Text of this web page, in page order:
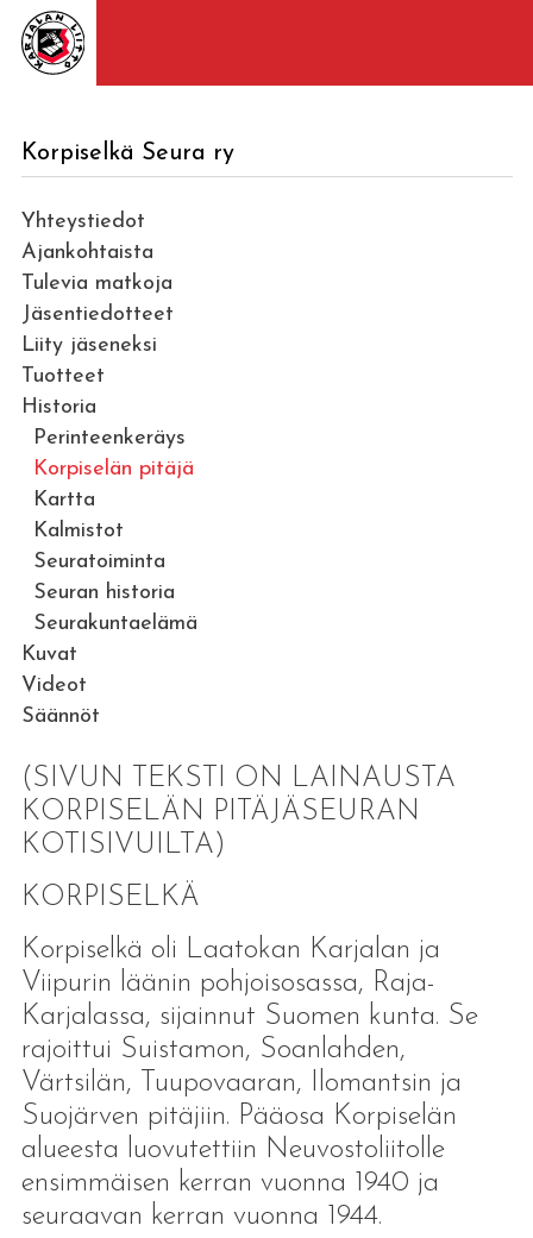
Korpiselkä Seura ry
Yhteystiedot
Ajankohtaista
Tulevia matkoja
Jäsentiedotteet
Liity jäseneksi
Tuotteet
Historia
Perinteenkeräys
Korpiselän pitäjä
Kartta
Kalmistot
Seuratoiminta
Seuran historia
Seurakuntaelämä
Kuvat
Videot
Säännöt
(SIVUN TEKSTI ON LAINAUSTA
KORPISELÄN PITÄJÄSEURAN
KOTISIVUILTA)
KORPISELKÄ
Korpiselkä oli Laatokan Karjalan ja
Viipurin läänin pohjoisosassa, Raja-
Karjalassa, sijainnut Suomen kunta. Se
rajoittui Suistamon, Soanlahden,
Värtsilän, Tuupovaaran, Ilomantsin ja
Suojärven pitäjiin. Pääosa Korpiselän
alueesta luovutettiin Neuvostoliitolle
ensimmäisen kerran vuonna 1940 ja
seuraavan kerran vuonna 1944.